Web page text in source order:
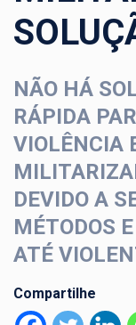
NÃO HÁ
RÁPIDA
VIOLÊNCIA
DEVIDO A
MÉTODOS
ATÉ
Compartilhe